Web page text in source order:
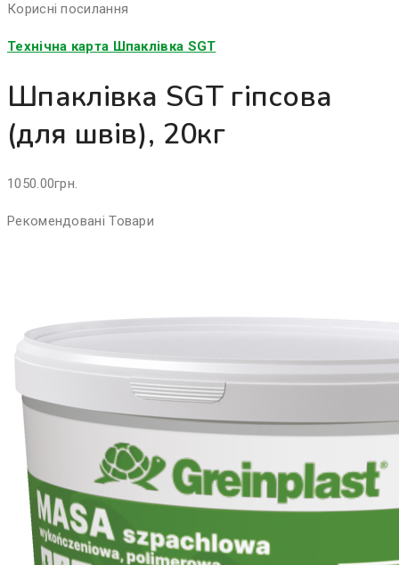
Корисні посилання
Технічна карта Шпаклівка SGT
Шпаклівка SGT гіпсова
(для швів), 20кг
1050.00грн.
Рекомендовані Товари